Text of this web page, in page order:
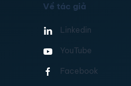
Về tác giả
Linkedin
YouTube
Facebook